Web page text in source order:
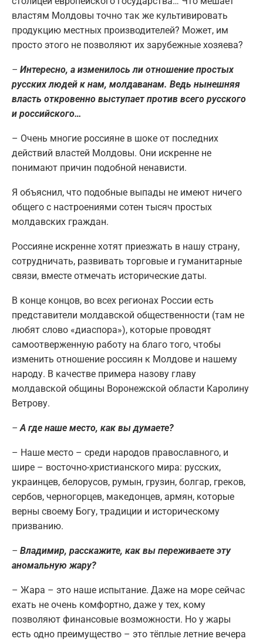
властям Молдовы точно так же культивировать
продукцию местных производителей? Может, им
просто этого не позволяют их зарубежные хозяева?
– Интересно, а изменилось ли отношение простых
русских людей к нам, молдаванам. Ведь нынешняя
власть откровенно выступает против всего русского
и российского…
– Очень многие россияне в шоке от последних
действий властей Молдовы. Они искренне не
понимают причин подобной ненависти.
Я объяснил, что подобные выпады не имеют ничего
общего с настроениями сотен тысяч простых
молдавских граждан.
Россияне искренне хотят приезжать в нашу страну,
сотрудничать, развивать торговые и гуманитарные
связи, вместе отмечать исторические даты.
В конце концов, во всех регионах России есть
представители молдавской общественности (там не
любят слово «диаспора»), которые проводят
самоотверженную работу на благо того, чтобы
изменить отношение россиян к Молдове и нашему
народу. В качестве примера назову главу
молдавской общины Воронежской области Каролину
Ветрову.
– А где наше место, как вы думаете?
– Наше место – среди народов православного, и
шире – восточно-христианского мира: русских,
украинцев, белорусов, румын, грузин, болгар, греков,
сербов, черногорцев, македонцев, армян, которые
верны своему Богу, традиции и историческому
призванию.
– Владимир, расскажите, как вы переживаете эту
аномальную жару?
– Жара – это наше испытание. Даже на море сейчас
ехать не очень комфортно, даже у тех, кому
позволяют финансовые возможности. Но у жары
есть одно преимущество – это тёплые летние вечера